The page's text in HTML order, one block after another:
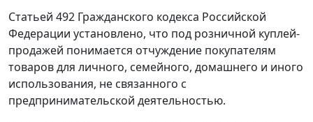
Статьей 492 Гражданского кодекса Российской
Федерации установлено, что под розничной куплей-
продажей понимается отчуждение покупателям
товаров для личного, семейного, домашнего и иного
использования, не связанного с
предпринимательской деятельностью.